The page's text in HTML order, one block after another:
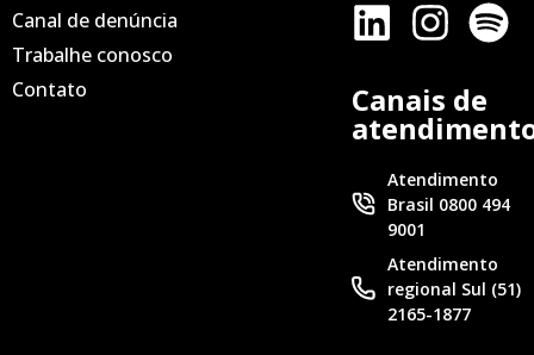
Canal de denúncia
Trabalhe conosco
Contato
Canais de
Atendimento
Brasil 0800 494
9001
Atendimento
regional Sul (51)
2165-1877